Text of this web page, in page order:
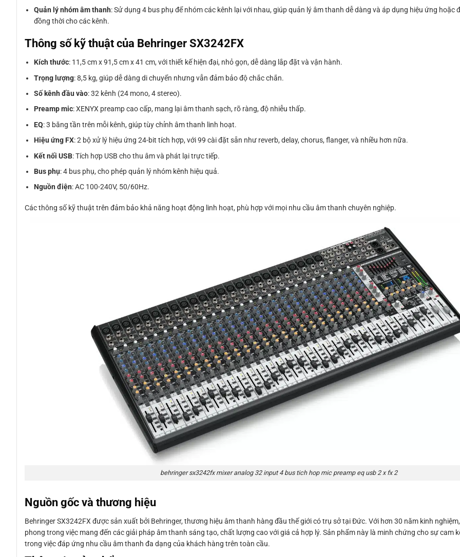
Quản lý nhóm âm thanh: Sử dụng 4 bus phụ để nhóm các kênh lại với nhau, giúp quản lý âm thanh dễ dàng và áp dụng hiệu ứng hoặc
đồng thời cho các kênh.
Thông số kỹ thuật của Behringer SX3242FX
Kích thước: 11,5 cm x 91,5 cm x 41 cm, với thiết kế hiện đại, nhỏ gọn, dễ dàng lắp đặt và vận hành.
Trọng lượng: 8,5 kg, giúp dễ dàng di chuyển nhưng vẫn đảm bảo độ chắc chắn.
Số kênh đầu vào: 32 kênh (24 mono, 4 stereo).
Preamp mic: XENYX preamp cao cấp, mang lại âm thanh sạch, rõ ràng, độ nhiễu thấp.
EQ: 3 băng tần trên mỗi kênh, giúp tùy chỉnh âm thanh linh hoạt.
Hiệu ứng FX: 2 bộ xử lý hiệu ứng 24-bit tích hợp, với 99 cài đặt sẵn như reverb, delay, chorus, flanger, và nhiều hơn nữa.
Kết nối USB: Tích hợp USB cho thu âm và phát lại trực tiếp.
Bus phụ: 4 bus phụ, cho phép quản lý nhóm kênh hiệu quả.
Nguồn điện: AC 100-240V, 50/60Hz.
Các thông số kỹ thuật trên đảm bảo khả năng hoạt động linh hoạt, phù hợp với mọi nhu cầu âm thanh chuyên nghiệp.
behringer sx3242fx mixer analog 32 input 4 bus tich hop mic preamp eq usb 2 x fx 2
Nguồn gốc và thương hiệu
Behringer SX3242FX được sản xuất bởi Behringer, thương hiệu âm thanh hàng đầu thế giới có trụ sở tại Đức. Với hơn 30 năm kinh
phong trong việc mang đến các giải pháp âm thanh sáng tạo, chất lượng cao với giá cả hợp lý. Sản phẩm này là minh chứng cho sự cam
trong việc đáp ứng nhu cầu âm thanh đa dạng của khách hàng trên toàn cầu.